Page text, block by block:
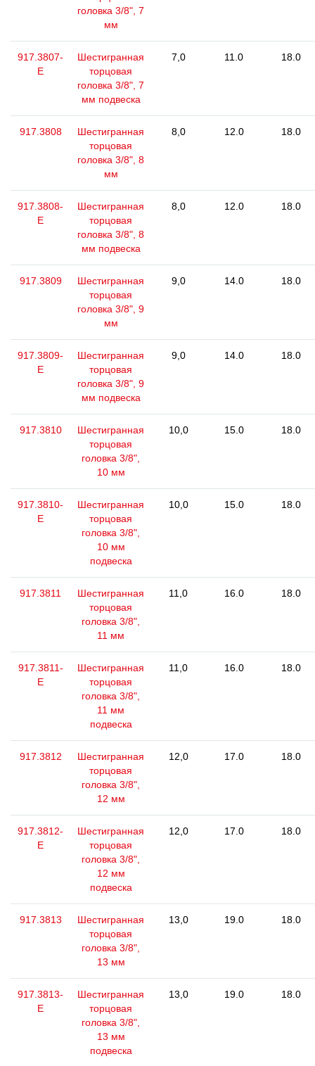
головка 3/8", 7
мм
917.3807-
E
Шестигранная
торцовая
головка 3/8", 7
мм подвеска
7,0 11.0 18.0
917.3808
Шестигранная
торцовая
головка 3/8", 8
мм
8,0 12.0 18.0
917.3808-
E
Шестигранная
торцовая
головка 3/8", 8
мм подвеска
8,0 12.0 18.0
917.3809
Шестигранная
торцовая
головка 3/8", 9
мм
9,0 14.0 18.0
917.3809-
E
Шестигранная
торцовая
головка 3/8", 9
мм подвеска
9,0 14.0 18.0
917.3810
Шестигранная
торцовая
головка 3/8",
10 мм
10,0 15.0 18.0
917.3810-
E
Шестигранная
торцовая
головка 3/8",
10 мм
подвеска
10,0 15.0 18.0
917.3811
Шестигранная
торцовая
головка 3/8",
11 мм
11,0 16.0 18.0
917.3811-
E
Шестигранная
торцовая
головка 3/8",
11 мм
подвеска
11,0 16.0 18.0
917.3812
Шестигранная
торцовая
головка 3/8",
12 мм
12,0 17.0 18.0
917.3812-
E
Шестигранная
торцовая
головка 3/8",
12 мм
подвеска
12,0 17.0 18.0
917.3813
Шестигранная
торцовая
головка 3/8",
13 мм
13,0 19.0 18.0
917.3813-
E
Шестигранная
торцовая
головка 3/8",
13 мм
подвеска
13,0 19.0 18.0